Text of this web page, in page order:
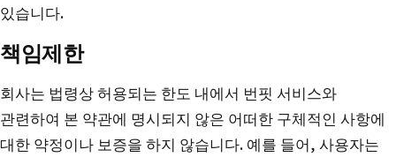
있습니다.
책임제한
회사는 법령상 허용되는 한도 내에서 번핏 서비스와
관련하여 본 약관에 명시되지 않은 어떠한 구체적인 사항에
대한 약정이나 보증을 하지 않습니다. 예를 들어, 사용자는